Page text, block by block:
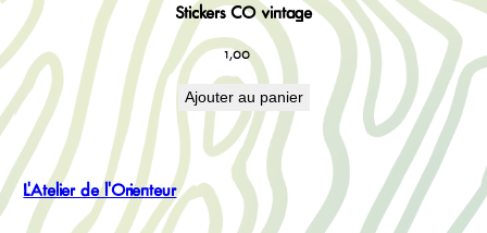
Stickers CO vintage
1,00€
Ajouter au panier
L'Atelier de l'Orienteur